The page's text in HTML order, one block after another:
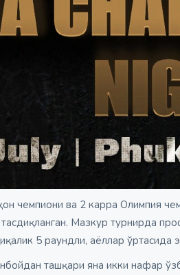
чемпиони ва 2 карра Олимпия
Мазкур турнирда
5 раундли, аёллар ўртасида
ташқари яна икки нафар